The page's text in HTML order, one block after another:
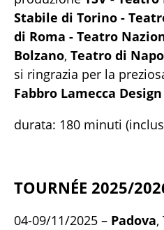
Stabile di Torino -
di Roma - Teatro
Bolzano, Teatro di
si ringrazia per la
Fabbro Lamecca Design
durata: 180 minuti
TOURNÉE 2025/
04-09/11/2025 – Padova,